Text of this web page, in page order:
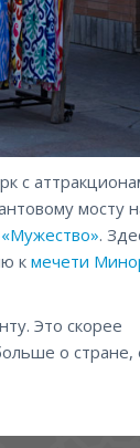
с
мосту
.
к мечети
Это скорее
о стране,